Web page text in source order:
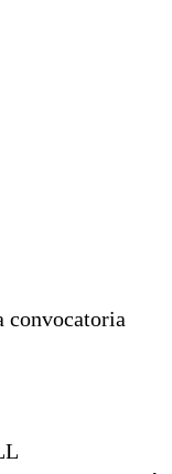
convocatoria